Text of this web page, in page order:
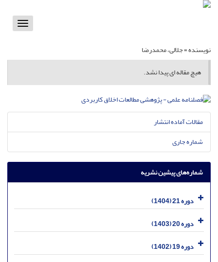
Toggle
نویسنده =جلالی، محمدرضا
هیچ مقاله ای پیدا نشد.
مقالات آماده انتشار
شماره جاری
شماره‌های پیشین نشریه
دوره 21 (1404)
دوره 20 (1403)
دوره 19 (1402)